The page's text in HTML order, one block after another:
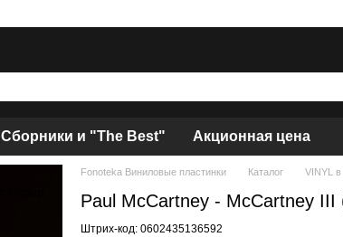
Сборники и "The Best" Акционная цена
Fonoteka Виниловые пластинки Каталог VINYL
Paul McCartney - McCartney III
Штрих-код: 0602435136592